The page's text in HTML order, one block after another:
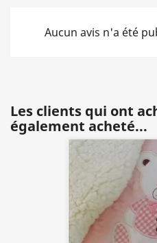
Aucun avis n'a été
Les clients qui ont
également acheté...